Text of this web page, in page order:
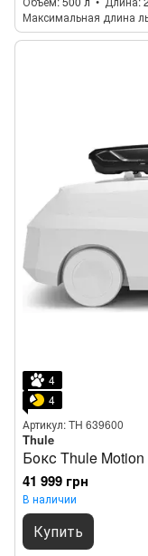
Максимальная длина
4
4
Артикул: TH 639600
Thule
Бокс Thule
41 999 грн
В наличии
Купить